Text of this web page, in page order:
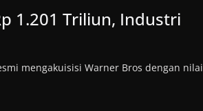
1.201 Triliun, Industri
mengakuisisi Warner Bros dengan nilai